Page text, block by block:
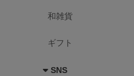
和雑貨
ギフト
SNS